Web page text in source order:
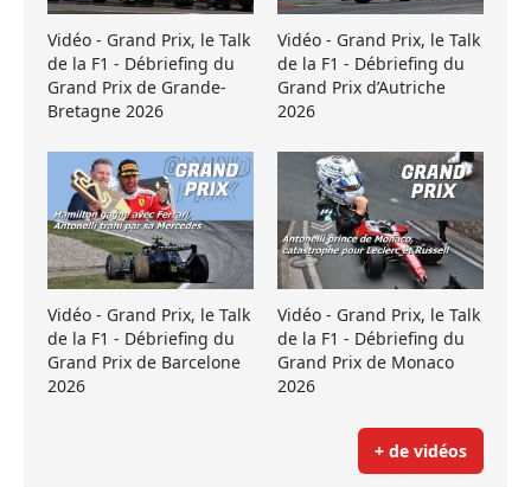
Vidéo - Grand Prix, le Talk
de la F1 - Débriefing du
Grand Prix de Grande-
Bretagne 2026
Vidéo - Grand Prix, le Talk
de la F1 - Débriefing du
Grand Prix d’Autriche
2026
Vidéo - Grand Prix, le Talk
de la F1 - Débriefing du
Grand Prix de Barcelone
2026
Vidéo - Grand Prix, le Talk
de la F1 - Débriefing du
Grand Prix de Monaco
2026
+ de vidéos